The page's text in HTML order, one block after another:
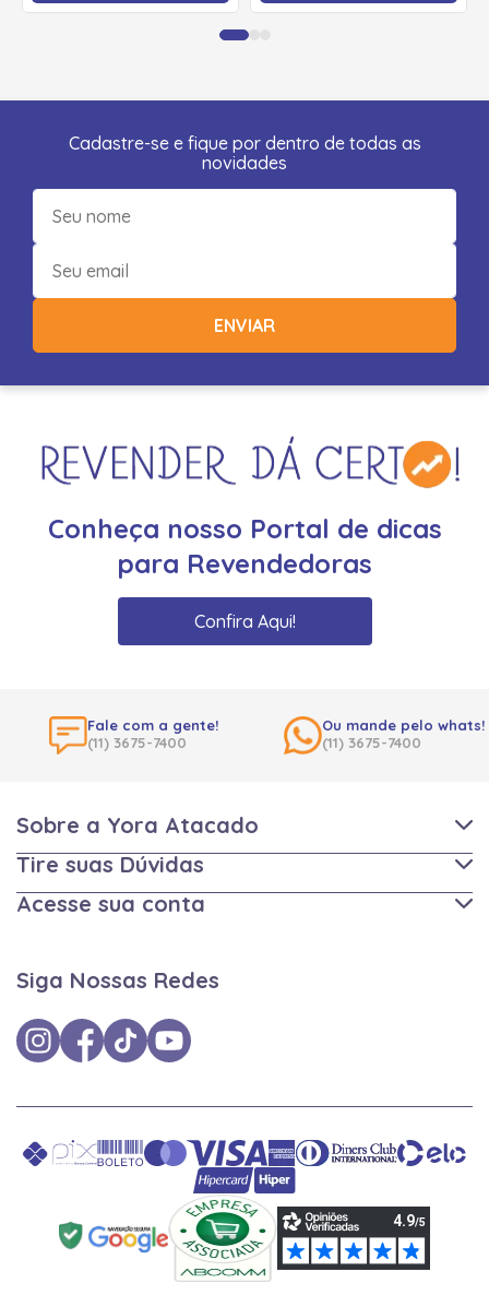
Cadastre-se e fique por dentro de todas as
novidades
ENVIAR
Conheça nosso Portal de dicas
para Revendedoras
Confira Aqui!
Fale com a gente!
(11) 3675-7400
Ou mande pelo whats!
(11) 3675-7400
Sobre a Yora Atacado
Tire suas Dúvidas
Acesse sua conta
Siga Nossas Redes